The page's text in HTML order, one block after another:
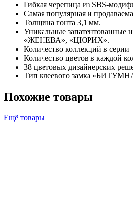
Гибкая черепица из SBS-
Самая популярная и
Толщина гонта 3,1 мм.
Уникальные
«ЖЕНЕВА», «ЦЮРИХ».
Количество коллекций в серии
Количество цветов в каждой
38 цветовых дизайнерских
Тип клеевого замка
Похожие товары
Ещё товары